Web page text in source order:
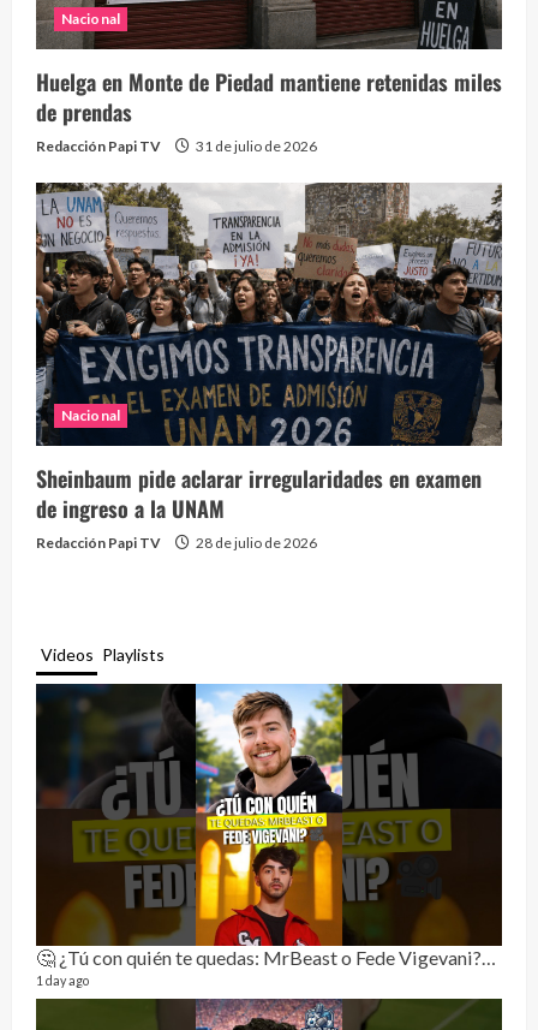
Nacional
Huelga en Monte de Piedad mantiene retenidas miles
de prendas
Redacción Papi TV 31 de julio de 2026
Nacional
Sheinbaum pide aclarar irregularidades en examen
de ingreso a la UNAM
Redacción Papi TV 28 de julio de 2026
Videos Playlists
🤔 ¿Tú con quién te quedas: MrBeast o Fede Vigevani?🎥🔥
1 day ago